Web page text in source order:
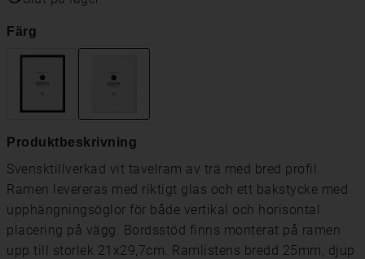
Färg
Produktbeskrivning
Svensktillverkad vit tavelram av trä med bred profil.
Ramen levereras med riktigt glas och ett bakstycke med
upphängningsöglor för både vertikal och horisontal
placering på vägg. Bordsstöd finns monterat på ramen
upp till storlek 21x29,7cm. Ramlistens bredd 25mm, djup